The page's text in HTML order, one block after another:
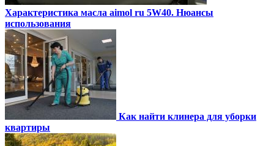
Характеристика масла aimol ru 5W40. Нюансы
использования
Как найти клинера для уборки
квартиры